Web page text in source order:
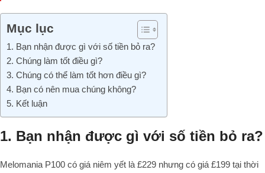
Mục lục
1. Bạn nhận được gì với số tiền bỏ ra?
2. Chúng làm tốt điều gì?
3. Chúng có thể làm tốt hơn điều gì?
4. Bạn có nên mua chúng không?
5. Kết luận
1. Bạn nhận được gì với số tiền bỏ ra?
Melomania P100 có giá niêm yết là £229 nhưng có giá £199 tại thời